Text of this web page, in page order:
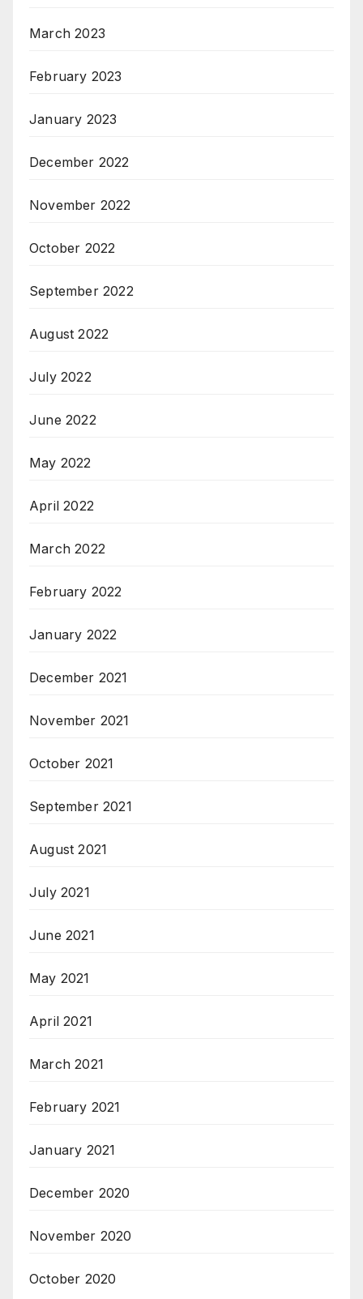
March 2023
February 2023
January 2023
December 2022
November 2022
October 2022
September 2022
August 2022
July 2022
June 2022
May 2022
April 2022
March 2022
February 2022
January 2022
December 2021
November 2021
October 2021
September 2021
August 2021
July 2021
June 2021
May 2021
April 2021
March 2021
February 2021
January 2021
December 2020
November 2020
October 2020